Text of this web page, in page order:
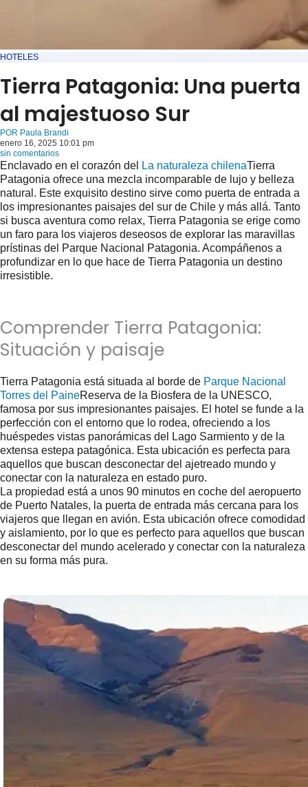
HOTELES
Tierra Patagonia: Una puerta
al majestuoso Sur
POR Paula Brandi
enero 16, 2025 10:01 pm
sin comentarios
Enclavado en el corazón del La naturaleza chilenaTierra
Patagonia ofrece una mezcla incomparable de lujo y belleza
natural. Este exquisito destino sirve como puerta de entrada a
los impresionantes paisajes del sur de Chile y más allá. Tanto
si busca aventura como relax, Tierra Patagonia se erige como
un faro para los viajeros deseosos de explorar las maravillas
prístinas del Parque Nacional Patagonia. Acompáñenos a
profundizar en lo que hace de Tierra Patagonia un destino
irresistible.
Comprender Tierra Patagonia:
Situación y paisaje
Tierra Patagonia está situada al borde de Parque Nacional
Torres del PaineReserva de la Biosfera de la UNESCO,
famosa por sus impresionantes paisajes. El hotel se funde a la
perfección con el entorno que lo rodea, ofreciendo a los
huéspedes vistas panorámicas del Lago Sarmiento y de la
extensa estepa patagónica. Esta ubicación es perfecta para
aquellos que buscan desconectar del ajetreado mundo y
conectar con la naturaleza en estado puro.
La propiedad está a unos 90 minutos en coche del aeropuerto
de Puerto Natales, la puerta de entrada más cercana para los
viajeros que llegan en avión. Esta ubicación ofrece comodidad
y aislamiento, por lo que es perfecto para aquellos que buscan
desconectar del mundo acelerado y conectar con la naturaleza
en su forma más pura.